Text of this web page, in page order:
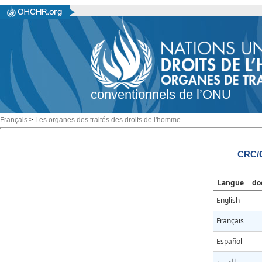
conventionnels de l’ONU
Français > Les organes des traités des droits de l'homme
CRC/
Langue
English
Français
Español